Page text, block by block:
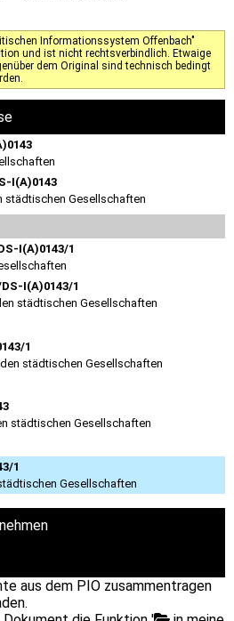
Informationssystem Offenbach"
und ist nicht rechtsverbindlich. Etwaige
dem Original sind technisch bedingt
I(A)0143
städtischen Gesellschaften
I(A)0143/1
I(A)0143/1
städtischen Gesellschaften
1
städtischen Gesellschaften
städtischen Gesellschaften
1
Gesellschaften
aus dem PIO zusammentragen